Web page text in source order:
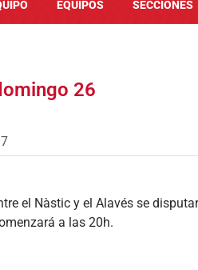
EQUIPOS SECCIONES
26
el Nàstic y el Alavés se
a las 20h.